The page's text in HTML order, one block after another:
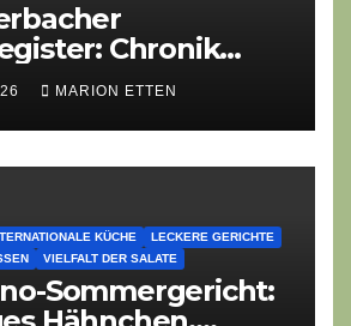
Chronik
MARION ETTEN
KÜCHE
LECKERE GERICHTE
VIELFALT DER SALATE
Sommergericht: